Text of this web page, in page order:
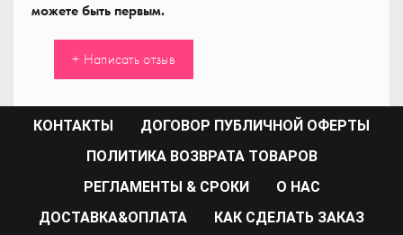
можете быть первым.
+ Написать отзыв
КОНТАКТЫ
ДОГОВОР ПУБЛИЧНОЙ ОФЕРТЫ
ПОЛИТИКА ВОЗВРАТА ТОВАРОВ
РЕГЛАМЕНТЫ & СРОКИ
О НАС
ДОСТАВКА&ОПЛАТА
КАК СДЕЛАТЬ ЗАКАЗ